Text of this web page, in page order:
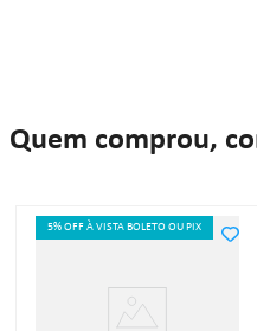
Quem comprou,
5% OFF À VISTA BOLETO OU PIX